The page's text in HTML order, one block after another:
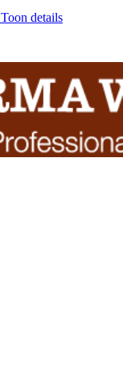
Toon details